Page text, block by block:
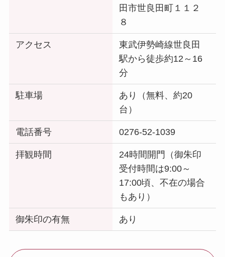
田市世良田町１１２
８
アクセス
東武伊勢崎線世良田
駅から徒歩約12～16
分
駐車場
あり（無料、約20
台）
電話番号 0276-52-1039
拝観時間
24時間開門（御朱印
受付時間は9:00～
17:00頃、不在の場合
もあり）
御朱印の有無 あり